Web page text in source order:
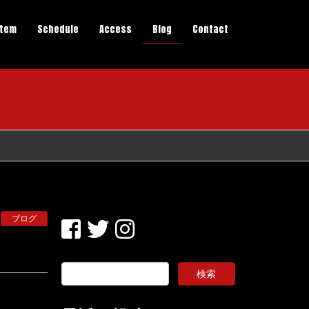
Schedule Access Blog Contact
ブログ